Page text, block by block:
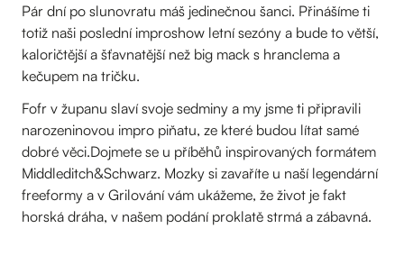
Pár dní po slunovratu máš jedinečnou šanci. Přinášíme ti
totiž naši poslední improshow letní sezóny a bude to větší,
kaloričtější a šťavnatější než big mack s hranclema a
kečupem na tričku.
Fofr v županu slaví svoje sedminy a my jsme ti připravili
narozeninovou impro piňatu, ze které budou lítat samé
dobré věci.Dojmete se u příběhů inspirovaných formátem
Middleditch&Schwarz. Mozky si zavaříte u naší legendární
freeformy a v Grilování vám ukážeme, že život je fakt
horská dráha, v našem podání proklatě strmá a zábavná.